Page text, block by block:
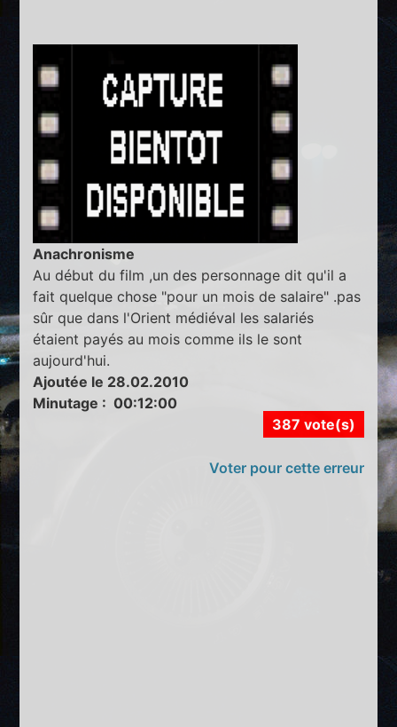
Anachronisme
Au début du film ,un des personnage dit qu'il a
fait quelque chose "pour un mois de salaire" .pas
sûr que dans l'Orient médiéval les salariés
étaient payés au mois comme ils le sont
aujourd'hui.
Ajoutée le 28.02.2010
Minutage : 00:12:00
387 vote(s)
Voter pour cette erreur